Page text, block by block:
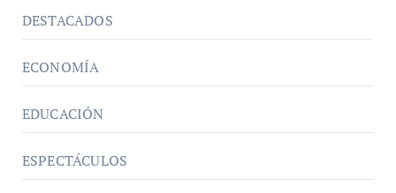
DESTACADOS
ECONOMÍA
EDUCACIÓN
ESPECTÁCULOS